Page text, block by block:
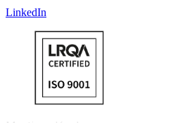
LinkedIn